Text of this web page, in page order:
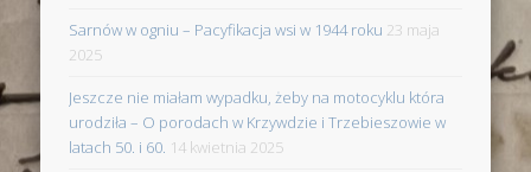
Sarnów w ogniu – Pacyfikacja wsi w 1944 roku 23 maja
2025
Jeszcze nie miałam wypadku, żeby na motocyklu która
urodziła – O porodach w Krzywdzie i Trzebieszowie w
latach 50. i 60. 14 kwietnia 2025